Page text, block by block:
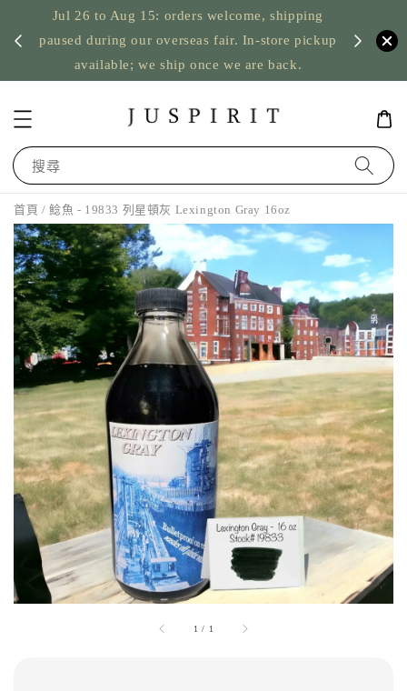
Jul 26 to Aug 15: orders welcome, shipping
paused during our overseas fair. In-store pickup
available; we ship once we are back.
US
搜尋
首頁 / 鯰魚 - 19833 列星頓灰 Lexington Gray 16oz
1 / 1